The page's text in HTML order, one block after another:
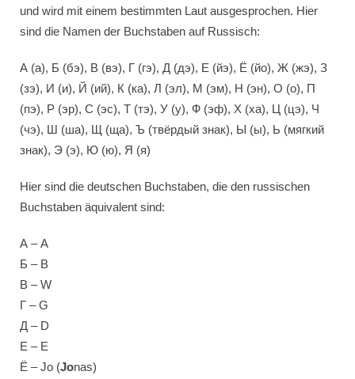
und wird mit einem bestimmten Laut ausgesprochen. Hier
sind die Namen der Buchstaben auf Russisch:
А (а), Б (бэ), В (вэ), Г (гэ), Д (дэ), Е (йэ), Ё (йо), Ж (жэ), З
(зэ), И (и), Й (ий), К (ка), Л (эл), М (эм), Н (эн), О (о), П
(пэ), Р (эр), С (эс), Т (тэ), У (у), Ф (эф), Х (ха), Ц (цэ), Ч
(чэ), Ш (ша), Щ (ща), Ъ (твëрдый знак), Ы (ы), Ь (мягкий
знак), Э (э), Ю (ю), Я (я)
Hier sind die deutschen Buchstaben, die den russischen
Buchstaben äquivalent sind:
А – A
Б – B
В – W
Г – G
Д – D
Е – E
Ё – Jo (Jonas)